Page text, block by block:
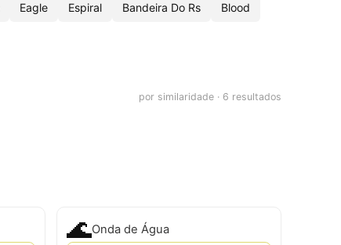
Eagle Espiral Bandeira Do Rs Blood
por similaridade · 6 resultados
🌊Onda de Água